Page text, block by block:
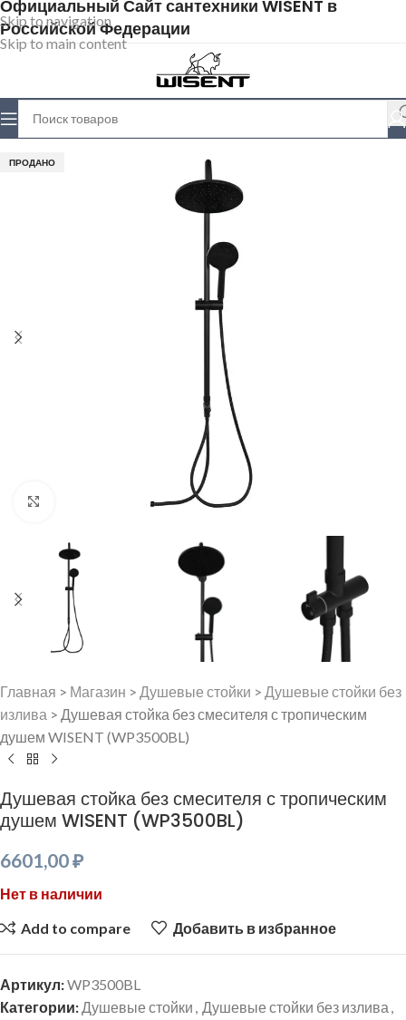
Skip to navigation
Skip to main content
Официальный Сайт сантехники WISENT в
Российской Федерации
ПРОДАНО
Нажмите, чтобы увеличить
Главная > Магазин > Душевые стойки > Душевые стойки без
излива > Душевая стойка без смесителя с тропическим
душем WISENT (WP3500BL)
Душевая стойка без смесителя с тропическим
душем WISENT (WP3500BL)
6601,00₽
Нет в наличии
Add to compare
Добавить в избранное
Артикул:WP3500BL
Категории:Душевые стойки , Душевые стойки без излива ,